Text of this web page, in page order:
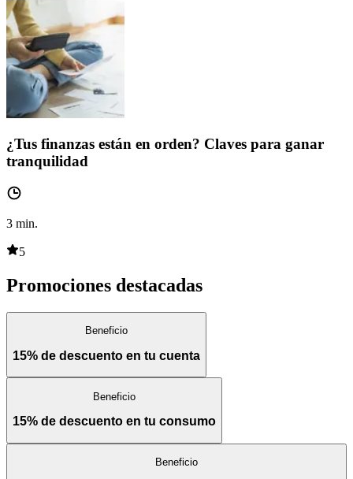
¿Tus finanzas están en orden? Claves para ganar
tranquilidad
3 min.
5
Promociones destacadas
Beneficio
15% de descuento en tu cuenta
Beneficio
15% de descuento en tu consumo
Beneficio